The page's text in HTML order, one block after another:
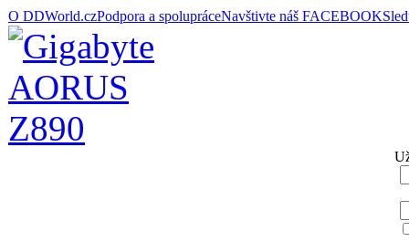
O DDWorld.czPodpora a spolupráceNavštivte náš FACEBOOK